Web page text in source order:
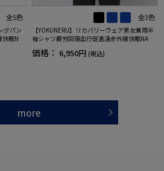
全5色
グパン
快眠NA
ズ
全3色
【YOKUNERU】リカバリーウェア男女兼用半
袖シャツ疲労回復血行促進遠赤外線快眠NANO
MIX(R)【一般医療機器】SS～LLサイズ
価格： 6,950円 (税込)
more